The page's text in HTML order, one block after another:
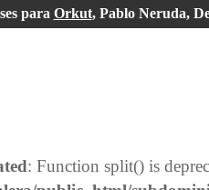
para Orkut, Pablo Neruda,
: Function split() is